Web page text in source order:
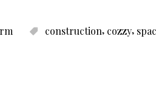
construction, cozzy,